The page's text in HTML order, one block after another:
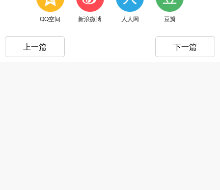
QQ空间 新浪微博 人人网 豆瓣
上一篇 下一篇